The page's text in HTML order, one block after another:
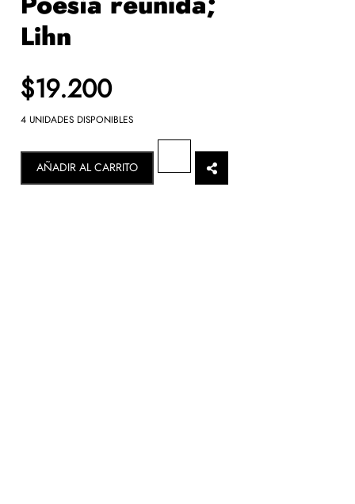
$0.-
Poesía reunida;
Lihn
$19.200
4 UNIDADES DISPONIBLES
AÑADIR AL CARRITO